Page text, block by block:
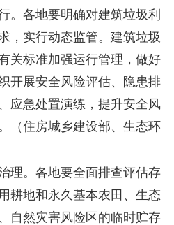
。 各地要明确对建筑垃圾利
，实行动态监管。建筑垃圾
关标准加强运行管理，做好
开展安全风险评估、隐患排
应急处置演练，提升安全风
（住房城乡建设部、生态环
理。 各地要全面排查评估存
耕地和永久基本农田、生态
自然灾害风险区的临时贮存